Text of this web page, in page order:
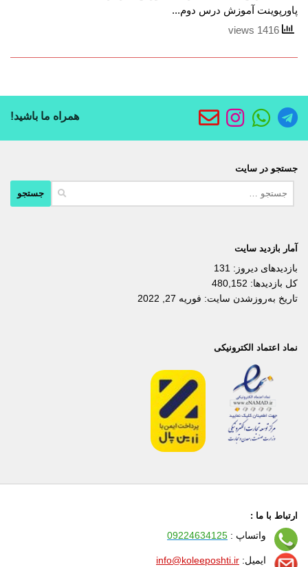
پاورپوینت آموزش درس دوم...
همراه ما باشید!
جستجو در سایت
آمار بازدید سایت
بازدیدهای دیروز: 131
کل بازدیدها: 480,152
تاریخ به‌روزشدن سایت: فوریه 27, 2022
نماد اعتماد الکترونیکی
ارتباط با ما :
واتساپ : 09224634125
ایمیل: info@koleeposhti.ir